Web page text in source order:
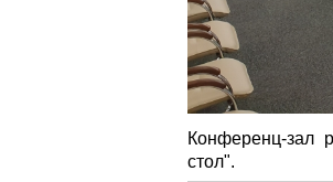
Конференц-зал
стол".